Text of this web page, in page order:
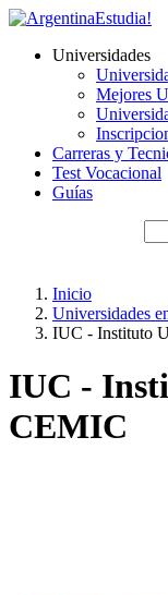
Universidades
Mejores
Carreras y
Test Vocacional
Guías
Inicio
Universidades
IUC - Instituto
IUC -
CEMIC